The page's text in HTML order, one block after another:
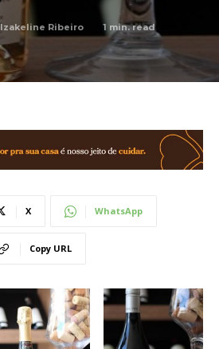
Izakeline Ribeiro 1 min. read
X WhatsApp
Copy URL